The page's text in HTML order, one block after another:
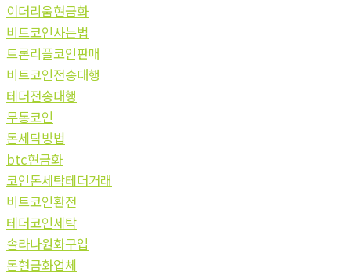
이더리움현금화
비트코인사는법
트론리플코인판매
비트코인전송대행
테더전송대행
무통코인
돈세탁방법
btc현금화
코인돈세탁테더거래
비트코인환전
테더코인세탁
솔라나원화구입
돈현금화업체